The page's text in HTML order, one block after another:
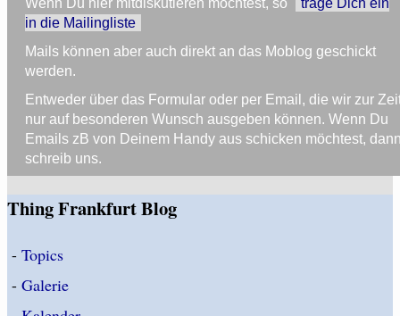
Wenn Du hier mitdiskutieren möchtest, so
trage Dich ein
in die Mailingliste
Mails können aber auch direkt an das Moblog geschickt
werden.
Entweder über das Formular oder per Email, die wir zur
nur auf besonderen Wunsch ausgeben können. Wenn Du
Emails zB von Deinem Handy aus schicken möchtest,
schreib uns.
Thing Frankfurt Blog
- Topics
- Galerie